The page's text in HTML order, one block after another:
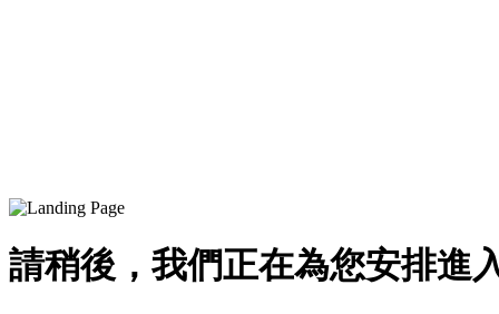
請稍後，我們正在為您安排進